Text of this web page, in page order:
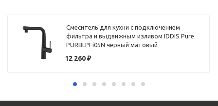
Смеситель для кухни с подключением
фильтра и выдвижным изливом IDDIS Pure
PURBLPFi05N черный матовый
12 260₽